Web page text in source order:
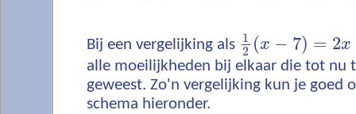
Bij een vergelijking als 1
2 (x − 7) = 2x
alle moeilijkheden bij elkaar die tot nu
geweest. Zo'n vergelijking kun je goed
schema hieronder.